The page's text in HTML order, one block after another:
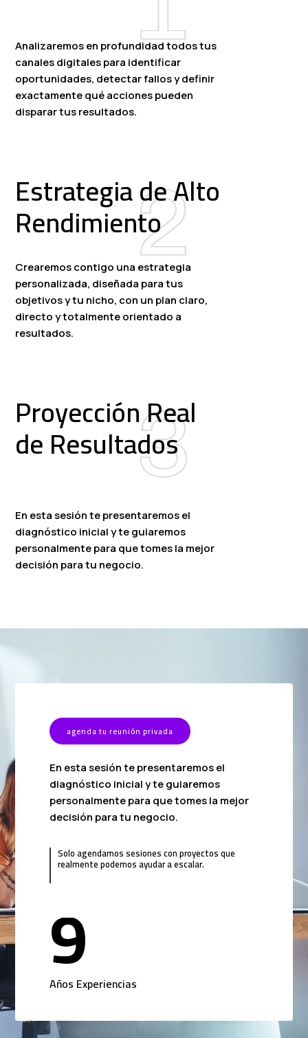
Analizaremos en profundidad todos tus
canales digitales para identificar
oportunidades, detectar fallos y definir
exactamente qué acciones pueden
disparar tus resultados.
Estrategia de Alto
Rendimiento
Crearemos contigo una estrategia
personalizada, diseñada para tus
objetivos y tu nicho, con un plan claro,
directo y totalmente orientado a
resultados.
Proyección Real
de Resultados
En esta sesión te presentaremos el
diagnóstico inicial y te guiaremos
personalmente para que tomes la mejor
decisión para tu negocio.
agenda tu reunión privada
En esta sesión te presentaremos el
diagnóstico inicial y te guiaremos
personalmente para que tomes la mejor
decisión para tu negocio.
Solo agendamos sesiones con proyectos que
realmente podemos ayudar a escalar.
9
Años Experiencias